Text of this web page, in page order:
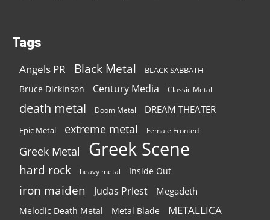
Tags
Angels PR Black Metal BLACK SABBATH
Bruce Dickinson Century Media Classic Metal
death metal Doom Metal DREAM THEATER
Epic Metal extreme metal Female Fronted
Greek Metal Greek Scene
hard rock heavy metal Inside Out
iron maiden Judas Priest Megadeth
Melodic Death Metal Metal Blade METALLICA